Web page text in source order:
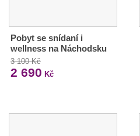
Pobyt se snídaní i
wellness na Náchodsku
3 100 Kč
2 690 Kč